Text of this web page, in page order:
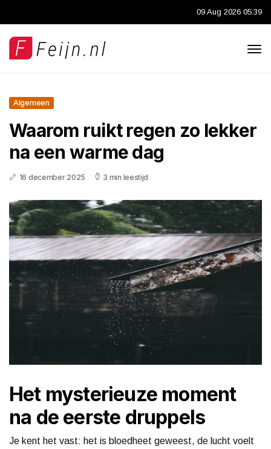
09 Aug 2026 05:39
Algemeen
Waarom ruikt regen zo lekker
na een warme dag
16 december 2025 3 min leestijd
Het mysterieuze moment
na de eerste druppels
Je kent het vast: het is bloedheet geweest, de lucht voelt